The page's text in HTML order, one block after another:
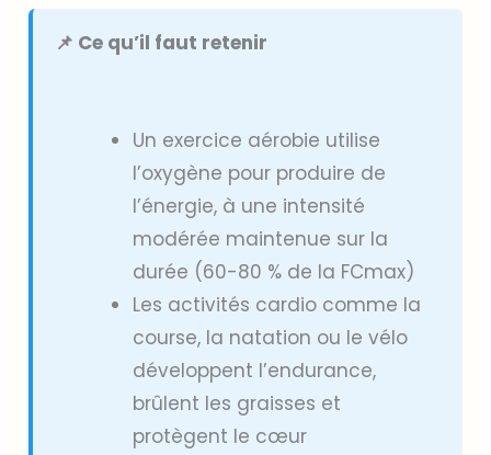
📌 Ce qu’il faut retenir
Un exercice aérobie utilise
l’oxygène pour produire de
l’énergie, à une intensité
modérée maintenue sur la
durée (60-80 % de la FCmax)
Les activités cardio comme la
course, la natation ou le vélo
développent l’endurance,
brûlent les graisses et
protègent le cœur